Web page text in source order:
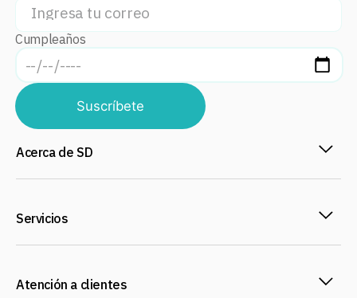
Cumpleaños
Suscríbete
Acerca de SD
Servicios
Atención a clientes